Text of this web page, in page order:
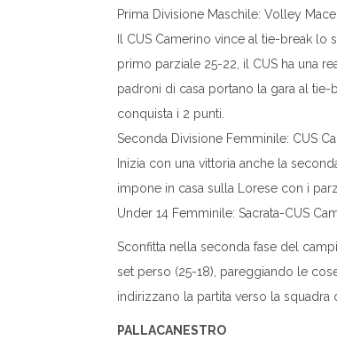
Prima Divisione Maschile: Volley
Il CUS Camerino vince al tie-break
primo parziale 25-22, il CUS ha una
padroni di casa portano la gara al tie-
conquista i 2 punti.
Seconda Divisione Femminile: CUS
Inizia con una vittoria anche la
impone in casa sulla Lorese con i
Under 14 Femminile: Sacrata-CUS
Sconfitta nella seconda fase del
set perso (25-18), pareggiando le
indirizzano la partita verso la squadra
PALLACANESTRO